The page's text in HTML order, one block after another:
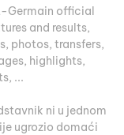
Germain official
and results,
photos, transfers,
highlights,
...
ni u jednom
ugrozio domaći